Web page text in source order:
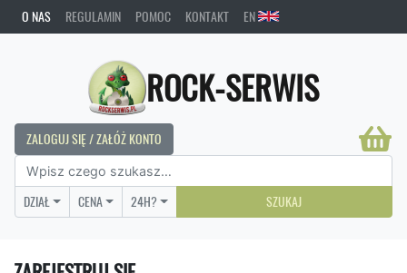
O NAS REGULAMIN POMOC KONTAKT EN
ROCK-SERWIS
ZALOGUJ SIĘ / ZAŁÓŻ KONTO
DZIAŁ CENA 24H? SZUKAJ